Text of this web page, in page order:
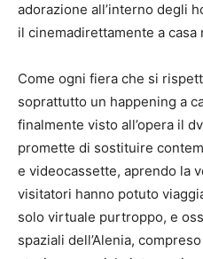
adorazione all’interno degli
il cinemadirettamente a casa
Come ogni fiera che si
soprattutto un happening a
finalmente visto all’opera il
promette di sostituire
e videocassette, aprendo la
visitatori hanno potuto
solo virtuale purtroppo, e
spaziali dell’Alenia,